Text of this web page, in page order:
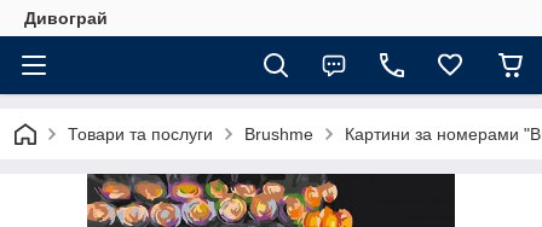
Дивограй
Товари та послуги Brushme Картини за номерами